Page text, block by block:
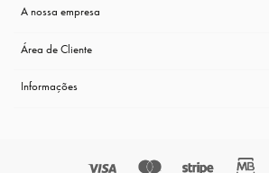
A nossa empresa
Área de Cliente
Informações